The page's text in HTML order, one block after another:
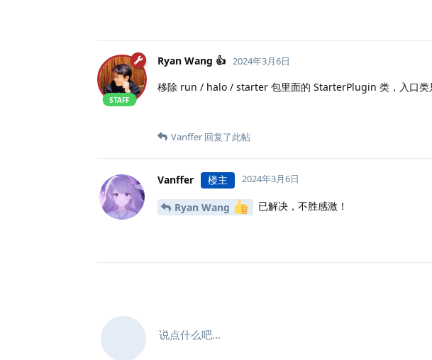
Ryan Wang 👍
STAFF
2024年3月6日
移除 run / halo / starter 包里面的 StarterPlugin 类，入口类
Vanffer 回复了此帖
Vanffer 楼主 2024年3月6日
Ryan Wang 已解决，不胜感激！
说点什么吧...